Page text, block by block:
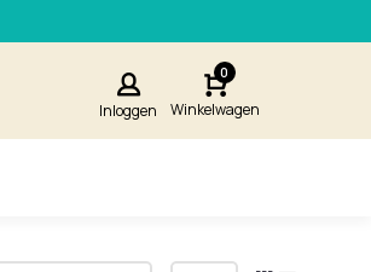
Inloggen
0
Winkelwagen